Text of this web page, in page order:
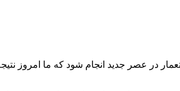
در عصر جدید انجام شود که ما امروز